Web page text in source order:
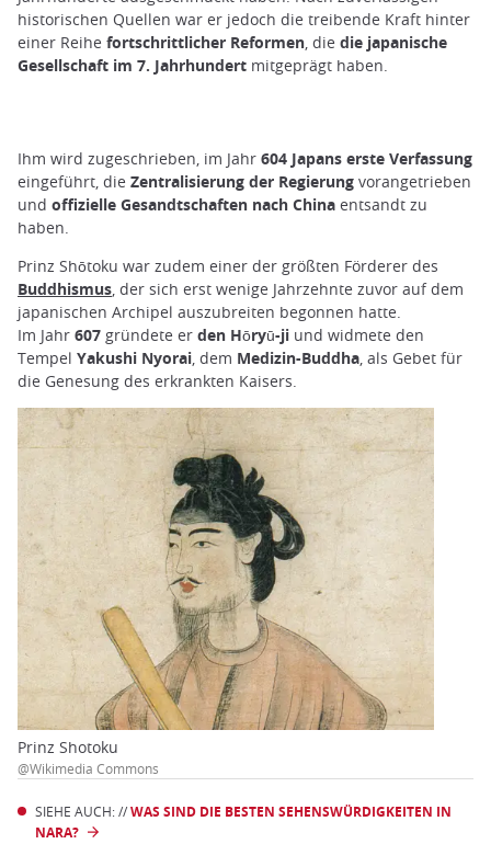
historischen Quellen war er jedoch die treibende Kraft hinter
einer Reihe fortschrittlicher Reformen , die die japanische
Gesellschaft im 7. Jahrhundert mitgeprägt haben.
Ihm wird zugeschrieben, im Jahr 604 Japans erste Verfassung
eingeführt, die Zentralisierung der Regierung vorangetrieben
und offizielle Gesandtschaften nach China entsandt zu
haben.
Prinz Shōtoku war zudem einer der größten Förderer des
Buddhismus, der sich erst wenige Jahrzehnte zuvor auf dem
japanischen Archipel auszubreiten begonnen hatte.
Im Jahr 607 gründete er den Hōryū-ji und widmete den
Tempel Yakushi Nyorai, dem Medizin-Buddha, als Gebet für
die Genesung des erkrankten Kaisers.
Prinz Shotoku
@Wikimedia Commons
SIEHE AUCH: //WAS SIND DIE BESTEN SEHENSWÜRDIGKEITEN IN
NARA?